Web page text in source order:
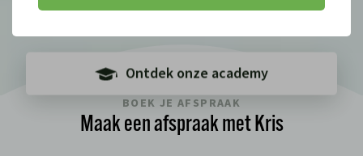
Bezoek de webshop
Ontdek onze academy
BOEK JE AFSPRAAK
Maak een afspraak met Kris